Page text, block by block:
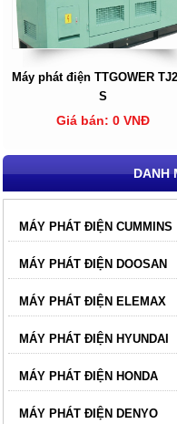
Máy phát điện TTGOWER
S
Giá bán: 0 VNĐ
DANH
MÁY PHÁT ĐIỆN CUMMINS
MÁY PHÁT ĐIỆN DOOSAN
MÁY PHÁT ĐIỆN ELEMAX
MÁY PHÁT ĐIỆN HYUNDAI
MÁY PHÁT ĐIỆN HONDA
MÁY PHÁT ĐIỆN DENYO